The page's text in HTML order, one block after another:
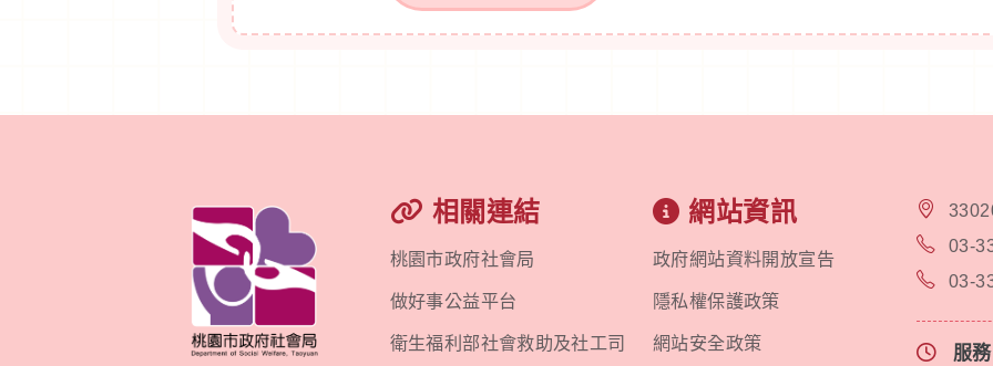
相關連結
桃園市政府社會局
做好事公益平台
衛生福利部社會救助及社工司
網站資訊
政府網站資料開放宣告
隱私權保護政策
網站安全政策
03-
03-
服